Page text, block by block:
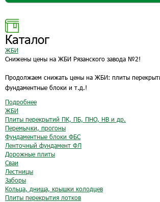
Каталог
ЖБИ
Снижены цены на ЖБИ Рязанского завода №2!
Продолжаем снижать цены на ЖБИ: плиты
фундаментные блоки и т.д.!
Подробнее
ЖБИ
Плиты перекрытий ПК, ПБ, ПНО, НВ и др.
Перемычки, прогоны
Фундаментные блоки ФБС
Ленточный фундамент ФЛ
Дорожные плиты
Сваи
Лестницы
Заборы
Кольца, днища, крышки колодцев
Плиты перекрытия лотков